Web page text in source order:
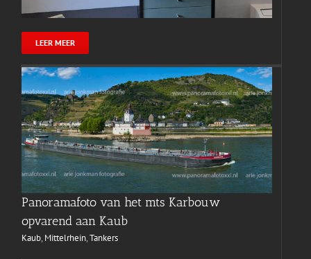
LEER MEER
Panoramafoto van het mts Karbouw
opvarend aan Kaub
Kaub, Mittelrhein,Tankers